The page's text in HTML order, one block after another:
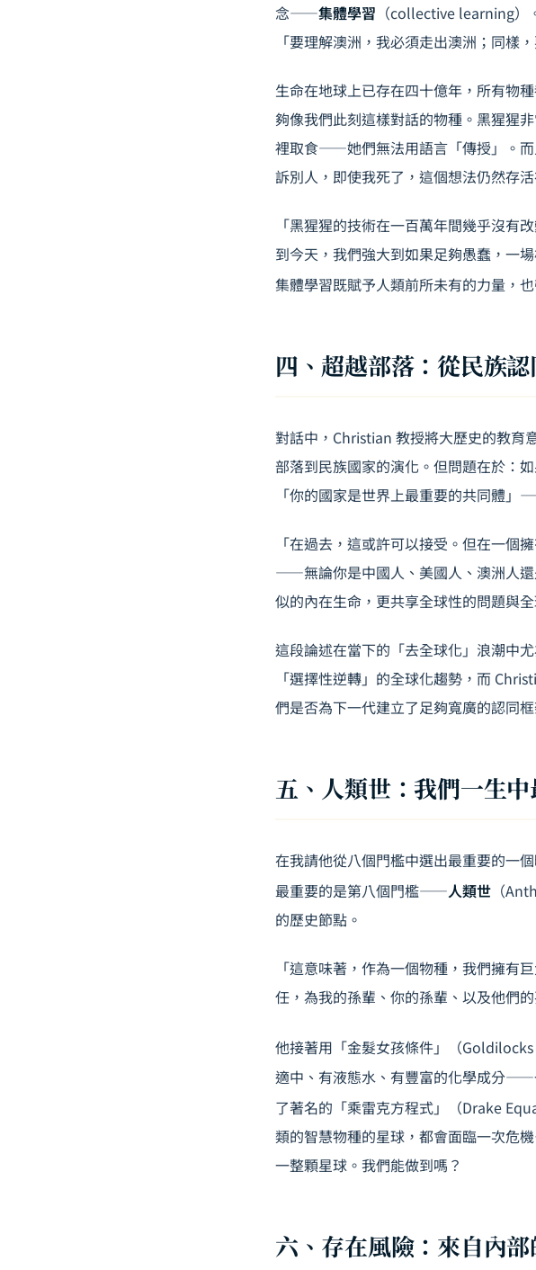
念——集體學習 （collective learning）
「要理解澳洲，我必須走出澳洲；同樣
生命在地球上已存在四十億年，所有物
夠像我們此刻這樣對話的物種。黑猩猩
裡取食——她們無法用語言「傳授」。而
訴別人，即使我死了，這個想法仍然存活
「黑猩猩的技術在一百萬年間幾乎沒
到今天，我們強大到如果足夠愚蠢，一
集體學習既賦予人類前所未有的力量，
四、超越部落：從民族
對話中，Christian 教授將大歷史的教育
部落到民族國家的演化。但問題在於：
「你的國家是世界上最重要的共同體
「在過去，這或許可以接受。但在一個
——無論你是中國人、美國人、澳洲人
似的內在生命，更共享全球性的問題與
這段論述在當下的「去全球化」浪潮中
「選擇性逆轉」的全球化趨勢，而
們是否為下一代建立了足夠寬廣的認同
五、人類世：我們一生
在我請他從八個門檻中選出最重要的一
最重要的是第八個門檻——人類世 （
的歷史節點。
「這意味著，作為一個物種，我們擁
任，為我的孫輩、你的孫輩、以及他們的
他接著用「金髮女孩條件」（Goldilocks
適中、有液態水、有豐富的化學成分——
了著名的「乘雷克方程式」（Drake
類的智慧物種的星球，都會面臨一次危
一整顆星球。我們能做到嗎？
六、存在風險：來自內